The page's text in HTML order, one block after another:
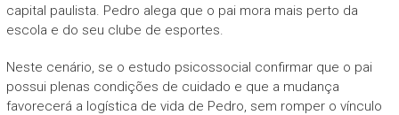
capital paulista. Pedro alega que o pai mora mais perto da
escola e do seu clube de esportes.
Neste cenário, se o estudo psicossocial confirmar que o pai
possui plenas condições de cuidado e que a mudança
favorecerá a logística de vida de Pedro, sem romper o vínculo